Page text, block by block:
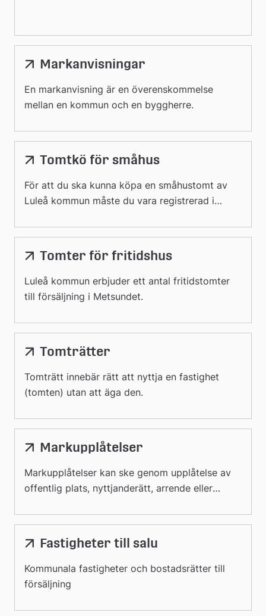
Markanvisningar
En markanvisning är en överenskommelse
mellan en kommun och en byggherre.
Tomtkö för småhus
För att du ska kunna köpa en småhustomt av
Luleå kommun måste du vara registrerad i
Tomter för fritidshus
Luleå kommun erbjuder ett antal fritidstomter
till försäljning i Metsundet.
Tomträtter
Tomträtt innebär rätt att nyttja en fastighet
(tomten) utan att äga den.
Markupplåtelser
Markupplåtelser kan ske genom upplåtelse av
offentlig plats, nyttjanderätt, arrende eller
Fastigheter till salu
Kommunala fastigheter och bostadsrätter till
försäljning